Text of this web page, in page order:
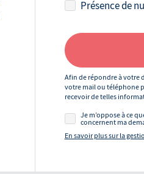
Présence de
Afin de répondre à votre
votre mail ou téléphone
recevoir de telles
Je m’oppose à ce
concernent ma
En savoir plus sur la